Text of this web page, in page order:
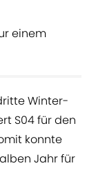
einem
Winter-
S04 für den
konnte
Jahr für